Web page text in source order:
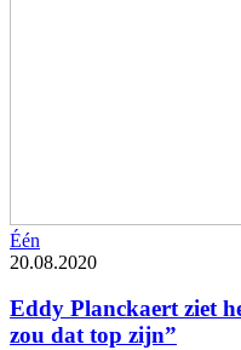
Één
20.08.2020
Eddy Planckaert ziet
zou dat top zijn”